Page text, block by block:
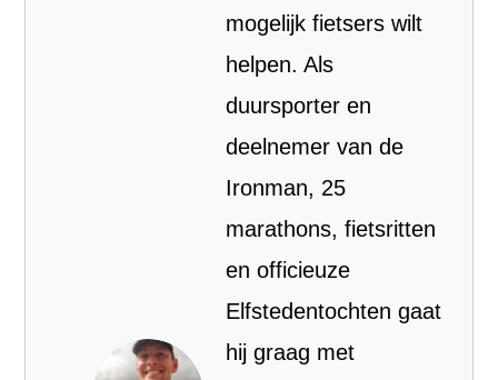
mogelijk fietsers wilt
helpen. Als
duursporter en
deelnemer van de
Ironman, 25
marathons, fietsritten
en officieuze
Elfstedentochten gaat
hij graag met